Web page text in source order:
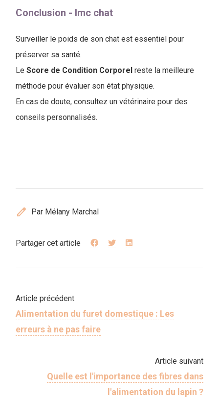
Conclusion - Imc chat
Surveiller le poids de son chat est essentiel pour
préserver sa santé.
Le Score de Condition Corporel reste la meilleure
méthode pour évaluer son état physique.
En cas de doute, consultez un vétérinaire pour des
conseils personnalisés.
edit Par Mélany Marchal
Partager cet article
Article précédent
Alimentation du furet domestique : Les
erreurs à ne pas faire
Article suivant
Quelle est l'importance des fibres dans
l'alimentation du lapin ?